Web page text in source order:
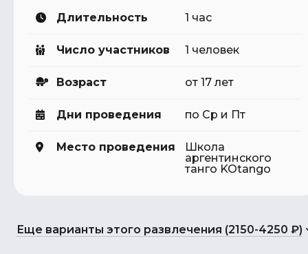
Длительность 1 час
Число участников 1 человек
Возраст от 17 лет
Дни проведения по Ср и Пт
Место проведения
Школа
аргентинского
танго KOtango
Еще варианты этого развлечения (2150-4250 ₽)